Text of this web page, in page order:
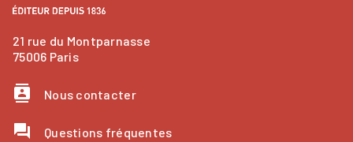
21 rue du Montparnasse
75006 Paris
contacts Nous contacter
question_answer Questions fréquentes